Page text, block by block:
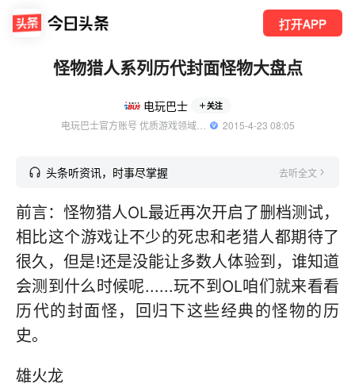
打开APP
怪物猎人系列历代封面怪物大盘点
电玩巴士 关注
电玩巴士官方账号 优质游戏领域创作者
  2015-4-23 08:05
头条听资讯，时事尽掌握 去听全文
前言：怪物猎人OL最近再次开启了删档测试，
相比这个游戏让不少的死忠和老猎人都期待了
很久，但是!还是没能让多数人体验到，谁知道
会测到什么时候呢......玩不到OL咱们就来看看
历代的封面怪，回归下这些经典的怪物的历
史。
雄火龙